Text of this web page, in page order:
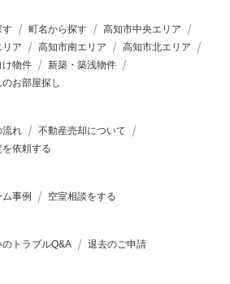
す 町名から探す
高知市中央エリア
リア 高知市南エリア
高知市北エリア
け物件
新築・築浅物件
お部屋探し
流れ
不動産売却について
依頼する
ム事例 空室相談をする
のトラブルQ&A 退去のご申請